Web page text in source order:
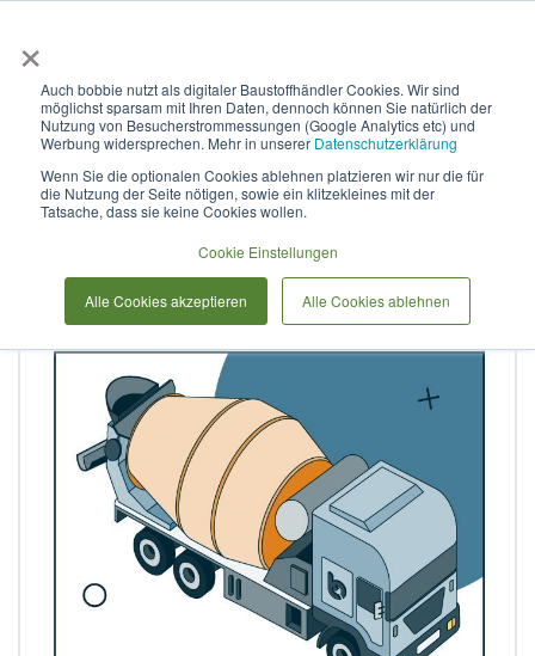
×
Auch bobbie nutzt als digitaler Baustoffhändler Cookies. Wir sind
möglichst sparsam mit Ihren Daten, dennoch können Sie natürlich der
Nutzung von Besucherstrommessungen (Google Analytics etc) und
Werbung widersprechen. Mehr in unserer Datenschutzerklärung
Wenn Sie die optionalen Cookies ablehnen platzieren wir nur die für
die Nutzung der Seite nötigen, sowie ein klitzekleines mit der
Tatsache, dass sie keine Cookies wollen.
Cookie Einstellungen
Alle Cookies akzeptieren Alle Cookies ablehnen
Stahlbeton für Außenbauteile,
WU, (w/z)eq <= 0,55 B-
C35/45_XC4-XF1-
XA1_WA_F3_8III/A_32.5_Std
Ende
Bildergalerie